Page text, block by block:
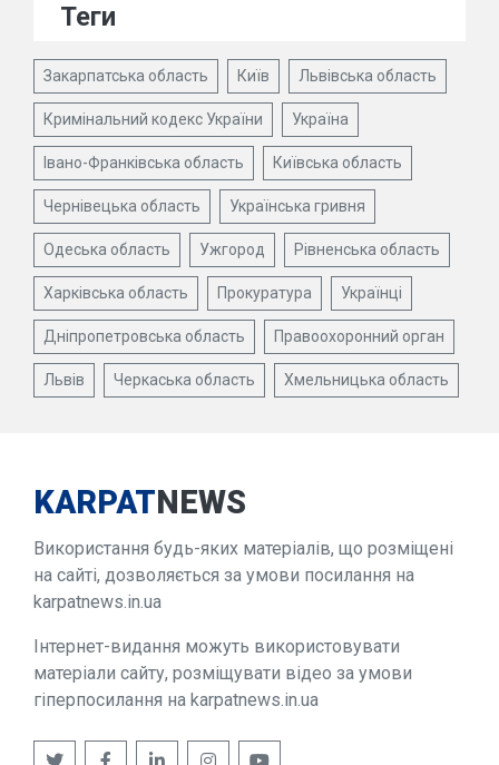
Теги
Закарпатська область Київ Львівська область
Кримінальний кодекс України Україна
Івано-Франківська область Київська область
Чернівецька область Українська гривня
Одеська область Ужгород Рівненська область
Харківська область Прокуратура Українці
Дніпропетровська область Правоохоронний орган
Львів Черкаська область Хмельницька область
KARPATNEWS
Використання будь-яких матеріалів, що розміщені
на сайті, дозволяється за умови посилання на
karpatnews.in.ua
Інтернет-видання можуть використовувати
матеріали сайту, розміщувати відео за умови
гіперпосилання на karpatnews.in.ua